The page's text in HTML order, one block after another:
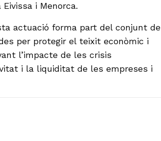
i Menorca.
actuació forma part del conjunt de
per protegir el teixit econòmic i
l’impacte de les crisis
i la liquiditat de les empreses i